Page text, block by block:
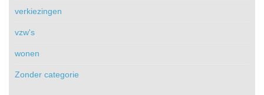
verkiezingen
vzw's
wonen
Zonder categorie